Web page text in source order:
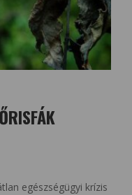
egészségügyi krízis